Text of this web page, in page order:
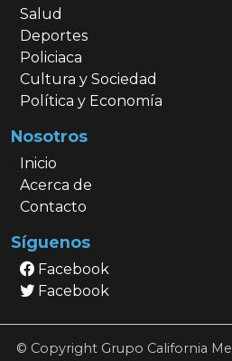
Salud
Deportes
Policiaca
Cultura y Sociedad
Política y Economía
Nosotros
Inicio
Acerca de
Contacto
Síguenos
Facebook
Facebook
© Copyright Grupo California